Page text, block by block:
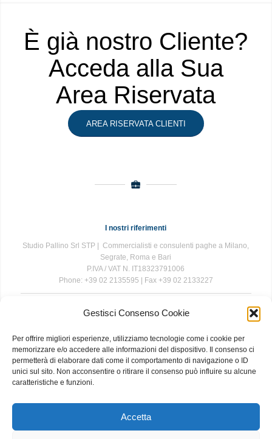
Gestisci Consenso Cookie
Per offrire migliori esperienze, utilizziamo tecnologie come i cookie per
memorizzare e/o accedere alle informazioni del dispositivo. Il consenso ci
permetterà di elaborare dati come il comportamento di navigazione o ID
unici sul sito. Non acconsentire o ritirare il consenso può influire su alcune
caratteristiche e funzioni.
Accetta
È già nostro Cliente?
Acceda alla Sua
Area Riservata
AREA RISERVATA CLIENTI
I nostri riferimenti
Studio Pallino Srl STP | Commercialisti e consulenti paghe a Milano,
Segrate, Roma e Bari
P.IVA / VAT N. IT18323791006
Phone: +39 02 2135595 | Fax +39 02 2133227
The information contained in this website is for general information
while we endeavour to keep the information up to date and correct, we
make no representations or warranties of any kind, express or implied,
about the completeness, accuracy, reliability, suitability or availability
with respect to the website or the information, products, services, or
related graphics contained on the website for any purpose. Any